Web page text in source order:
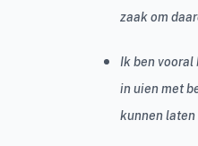
zaak om
Ik ben
in uien met
kunnen laten